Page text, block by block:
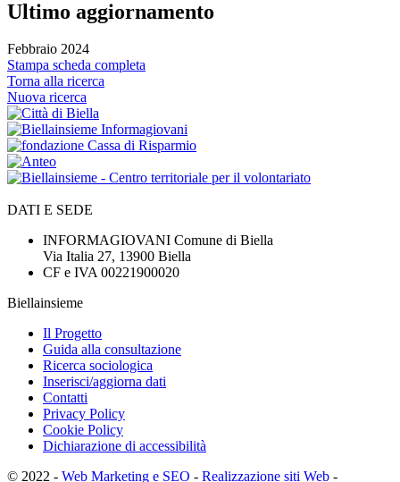
Ultimo aggiornamento
Febbraio 2024
Stampa scheda completa
Torna alla ricerca
Nuova ricerca
DATI E SEDE
INFORMAGIOVANI Comune di Biella
Via Italia 27, 13900 Biella
CF e IVA 00221900020
Biellainsieme
Il Progetto
Guida alla consultazione
Ricerca sociologica
Inserisci/aggiorna dati
Contatti
Privacy Policy
Cookie Policy
Dichiarazione di accessibilità
© 2022 - Web Marketing e SEO - Realizzazione siti Web -